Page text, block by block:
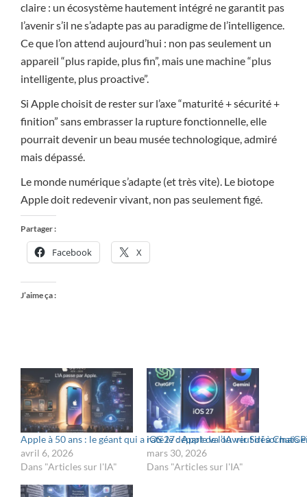
claire : un écosystème hautement intégré ne garantit pas
l’avenir s’il ne s’adapte pas au paradigme de l’intelligence.
Ce que l’on attend aujourd’hui : non pas seulement un
appareil “plus rapide, plus fin”, mais une machine “plus
intelligente, plus proactive”.
Si Apple choisit de rester sur l’axe “maturité + sécurité +
finition” sans embrasser la rupture fonctionnelle, elle
pourrait devenir un beau musée technologique, admiré
mais dépassé.
Le monde numérique s’adapte (et très vite). Le biotope
Apple doit redevenir vivant, non pas seulement figé.
Partager :
Facebook X
J’aime ça :
Apple à 50 ans : le géant qui a raté le départ de l’IA veut désormais
avril 6, 2026
Dans "Articles sur l'IA"
iOS 27 : Apple va ouvrir Siri à
mars 30, 2026
Dans "Articles sur l'IA"